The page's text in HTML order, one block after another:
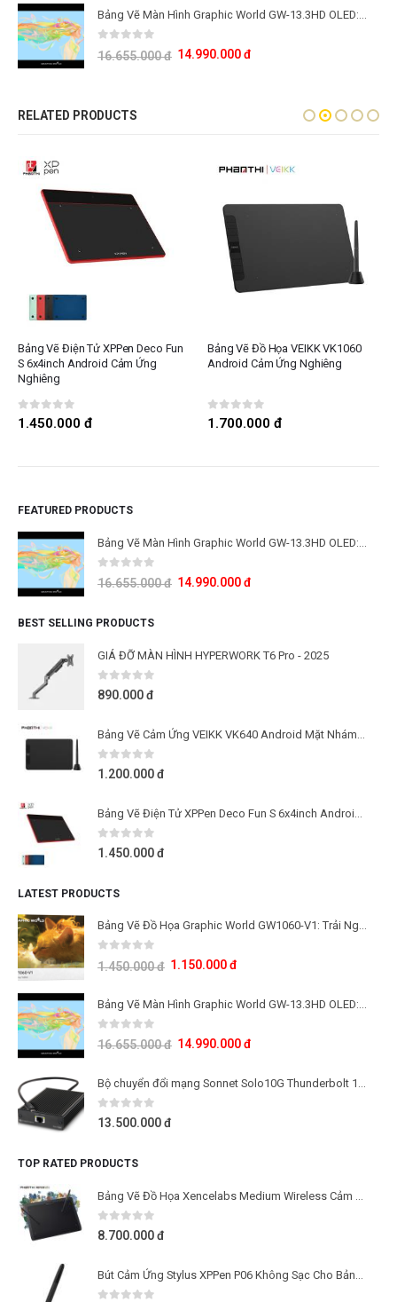
Bảng Vẽ Màn Hình Graphic World GW-13.3HD OLED: Công Nghệ Màn Hình OLED Thế Hệ Mới
0 out of 5
16.655.000đ 14.990.000đ
RELATED PRODUCTS
Bảng Vẽ Điện Tử XPPen Deco Fun
S 6x4inch Android Cảm Ứng
Nghiêng
0 out of 5
1.450.000 đ
Bảng Vẽ Đồ Họa VEIKK VK1060
Android Cảm Ứng Nghiêng
0 out of 5
1.700.000 đ
FEATURED PRODUCTS
0 out of 5
16.655.000đ 14.990.000đ
BEST SELLING PRODUCTS
GIÁ ĐỠ MÀN HÌNH HYPERWORK T6 Pro - 2025
0out of 5
890.000đ
Bảng Vẽ Cảm Ứng VEIKK VK640 Android Mặt Nhám Mô Phỏng Giấy Vẽ
0 out of 5
1.200.000đ
0 out of 5
1.450.000đ
LATEST PRODUCTS
Bảng Vẽ Đồ Họa Graphic World GW1060-V1: Trải Nghiệm Lực Nhấn 16K Cho Học Tập Và Sáng Tạo
0 out of 5
1.450.000đ 1.150.000đ
0 out of 5
16.655.000đ 14.990.000đ
Bộ chuyển đổi mạng Sonnet Solo10G Thunderbolt 10Gb
0out of 5
13.500.000đ
TOP RATED PRODUCTS
Bảng Vẽ Đồ Họa Xencelabs Medium Wireless Cảm Ứng Nghiêng Kèm 2 Bút Stylus Và Túi Đựng Cao Cấp
0out of 5
8.700.000đ